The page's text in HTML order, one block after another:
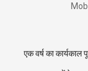
एक वर्ष का कार्यकाल